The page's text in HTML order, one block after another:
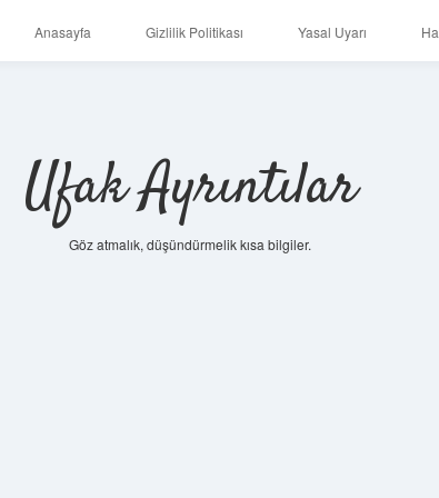
Anasayfa Gizlilik Politikası Yasal Uyarı
Ufak Ayrıntılar
Göz atmalık, düşündürmelik kısa bilgiler.